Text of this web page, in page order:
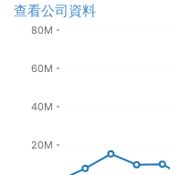
查看公司資料
20M
40M
60M
80M